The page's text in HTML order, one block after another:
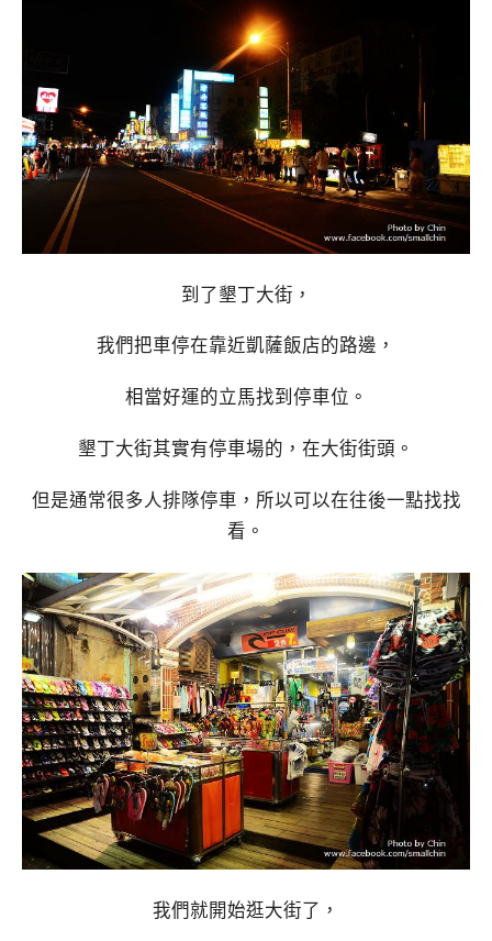
到了墾丁大街，
我們把車停在靠近凱薩飯店的路邊，
相當好運的立馬找到停車位。
墾丁大街其實有停車場的，在大街街頭。
但是通常很多人排隊停車，所以可以在往後一點找找
看。
我們就開始逛大街了，